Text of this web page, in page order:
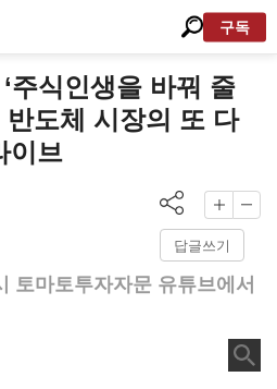
구독
주식인생을 바꿔 줄
도체 시장의 또 다
이브
답글쓰기
토마토투자자문 유튜브에서